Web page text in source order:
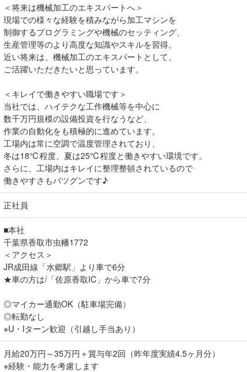
＜将来は機械加工のエキスパートへ＞
現場での様々な経験を積みながら加工マシンを
制御するプログラミングや機械のセッティング、
生産管理等のより高度な知識やスキルを習得。
近い将来は、機械加工のエキスパートとして、
ご活躍いただきたいと思っています。
＜キレイで働きやすい職場です＞
当社では、ハイテクな工作機械等を中心に
数千万円規模の設備投資を行なうなど、
作業の自動化をも積極的に進めています。
工場内は常に空調で温度管理されており、
冬は18℃程度、夏は25℃程度と働きやすい環境です。
さらに、工場内はキレイに整理整頓されているので
働きやすさもバツグンです♪
正社員
■本社
千葉県香取市虫幡1772
＜アクセス＞
JR成田線「水郷駅」より車で6分
★車の方は/「佐原香取IC」から車で7分
◎マイカー通勤OK（駐車場完備）
◎転勤なし
※U・Iターン歓迎（引越し手当あり）
月給20万円～35万円＋賞与年2回（昨年度実績4.5ヶ月分）
※経験・能力を考慮します